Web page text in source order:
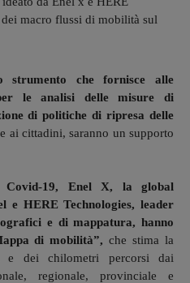
macro flussi di mobilità sul
che fornisce alle
le analisi delle misure di
di politiche di ripresa delle
ai cittadini, saranno un supporto
Covid-19, Enel X, la global
e HERE Technologies, leader
e di mappatura, hanno
di mobilità”, che stima la
e dei chilometri percorsi dai
regionale, provinciale e